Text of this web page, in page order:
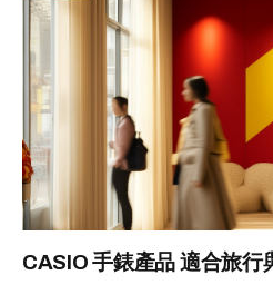
CASIO 手錶產品 適合旅行